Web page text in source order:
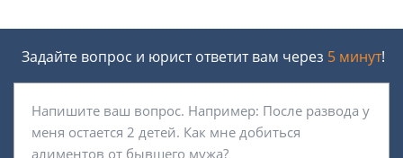
Задайте вопрос и юрист ответит вам через 5 минут!